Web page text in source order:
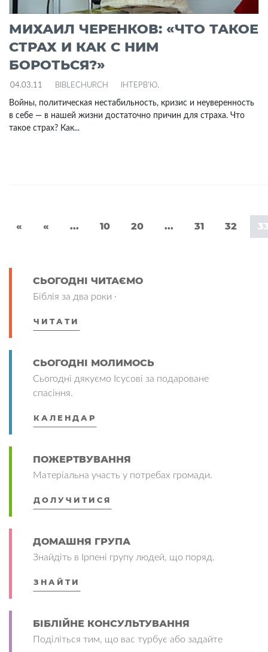
МИХАИЛ ЧЕРЕНКОВ: «ЧТО ТАКОЕ
СТРАХ И КАК С НИМ
БОРОТЬСЯ?»
04.03.11 BIBLECHURCH ІНТЕРВ'Ю.
Войны, политическая нестабильность, кризис и неуверенность
в себе — в нашей жизни достаточно причин для страха. Что
такое страх? Как...
« « ... 10 20 ... 31 32
СЬОГОДНІ ЧИТАЄМО
Біблія за два роки ·
ЧИТАТИ
СЬОГОДНІ МОЛИМОСЬ
Сьогодні дякуємо Ісусові за подароване
спасіння.
КАЛЕНДАР
ПОЖЕРТВУВАННЯ
Матеріальна участь у потребах громади.
ДОЛУЧИТИСЯ
ДОМАШНЯ ГРУПА
Знайдіть в Ірпені групу людей, що поряд.
ЗНАЙТИ
БІБЛІЙНЕ КОНСУЛЬТУВАННЯ
Поділіться тим, що вас турбує або задайте